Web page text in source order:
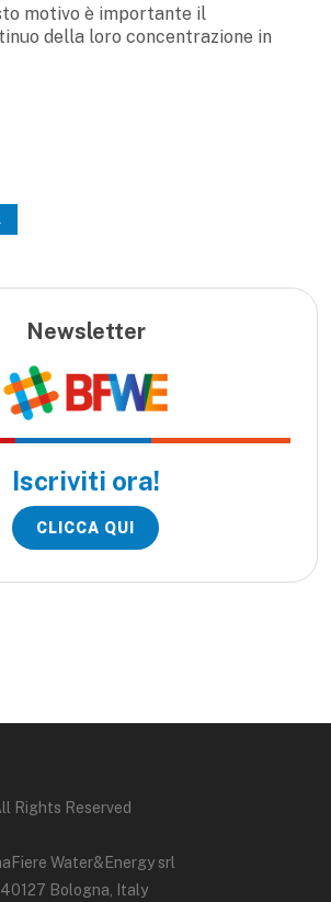
motivo è importante il
della loro concentrazione in
Newsletter
Iscriviti ora!
CLICCA QUI
Rights Reserved
Water&Energy srl
Bologna, Italy